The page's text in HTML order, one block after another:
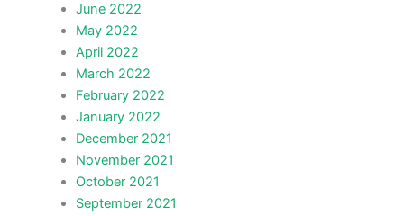
June 2022
May 2022
April 2022
March 2022
February 2022
January 2022
December 2021
November 2021
October 2021
September 2021